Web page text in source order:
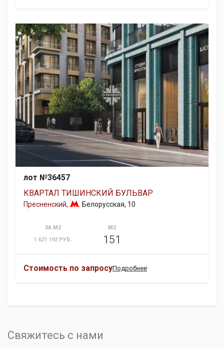
лот №36457
КВАРТАЛ ТИШИНСКИЙ БУЛЬВАР
Пресненский, Белорусская, 10
ЗА М2
1 621 192 РУБ.
М2
151
Стоимость по запросуПодробнее
Свяжитесь с нами